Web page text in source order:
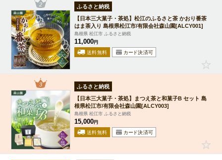
2
ふるさと納税
【日本三大菓子・茶処】松江のふるさと茶 かおり番茶
はま茶入り 島根県松江市/有限会社森山園[ALCY001]
島根県 松江市 ふるさと納税
11,000 円
3
ふるさと納税
【日本三大菓子・茶処】まつえ茶と和菓子B セット 島
根県松江市/有限会社森山園[ALCY003]
島根県 松江市 ふるさと納税
15,000 円